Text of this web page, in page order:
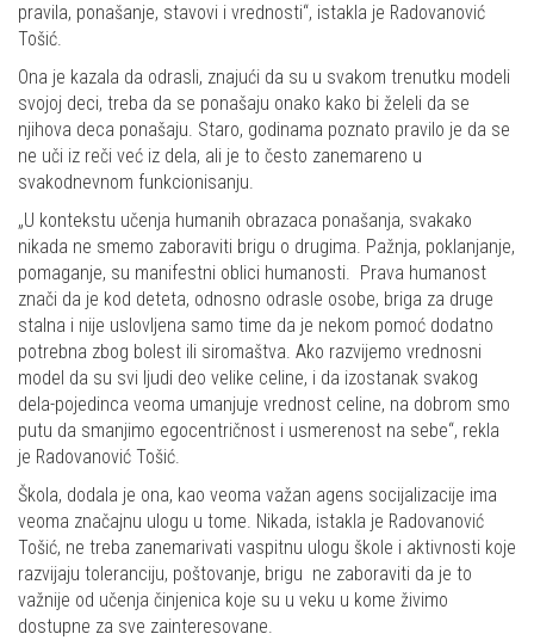
pravila, ponašanje, stavovi i vrednosti“, istakla je Radovanović
Tošić.
Ona je kazala da odrasli, znajući da su u svakom trenutku modeli
svojoj deci, treba da se ponašaju onako kako bi želeli da se
njihova deca ponašaju. Staro, godinama poznato pravilo je da se
ne uči iz reči već iz dela, ali je to često zanemareno u
svakodnevnom funkcionisanju.
„U kontekstu učenja humanih obrazaca ponašanja, svakako
nikada ne smemo zaboraviti brigu o drugima. Pažnja, poklanjanje,
pomaganje, su manifestni oblici humanosti. Prava humanost
znači da je kod deteta, odnosno odrasle osobe, briga za druge
stalna i nije uslovljena samo time da je nekom pomoć dodatno
potrebna zbog bolest ili siromaštva. Ako razvijemo vrednosni
model da su svi ljudi deo velike celine, i da izostanak svakog
dela-pojedinca veoma umanjuje vrednost celine, na dobrom smo
putu da smanjimo egocentričnost i usmerenost na sebe“, rekla
je Radovanović Tošić.
Škola, dodala je ona, kao veoma važan agens socijalizacije ima
veoma značajnu ulogu u tome. Nikada, istakla je Radovanović
Tošić, ne treba zanemarivati vaspitnu ulogu škole i aktivnosti koje
razvijaju toleranciju, poštovanje, brigu ne zaboraviti da je to
važnije od učenja činjenica koje su u veku u kome živimo
dostupne za sve zainteresovane.